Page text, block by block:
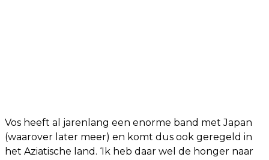
Vos heeft al jarenlang een enorme band met Japan
(waarover later meer) en komt dus ook geregeld in
het Aziatische land. ‘Ik heb daar wel de honger naar